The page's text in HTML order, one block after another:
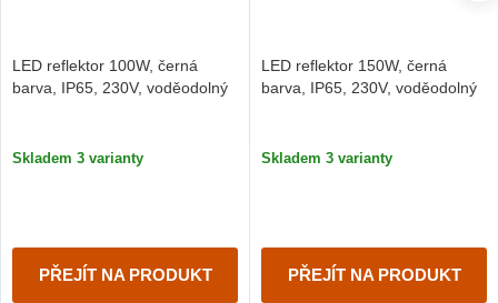
LED reflektor 100W, černá
barva, IP65, 230V, voděodolný
Skladem 3 varianty
PŘEJÍT NA PRODUKT
LED reflektor 150W, černá
barva, IP65, 230V, voděodolný
Skladem 3 varianty
PŘEJÍT NA PRODUKT